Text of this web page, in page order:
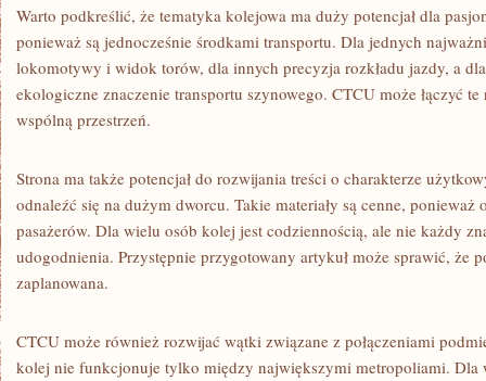
Warto podkreślić, że tematyka kolejowa ma duży potencjał dla
ponieważ są jednocześnie środkami transportu. Dla jednych
lokomotywy i widok torów, dla innych precyzja rozkładu jazdy, a
ekologiczne znaczenie transportu szynowego. CTCU może łączyć
wspólną przestrzeń.
Strona ma także potencjał do rozwijania treści o charakterze
odnaleźć się na dużym dworcu. Takie materiały są cenne, ponieważ
pasażerów. Dla wielu osób kolej jest codziennością, ale nie każdy
udogodnienia. Przystępnie przygotowany artykuł może sprawić, że
zaplanowana.
CTCU może również rozwijać wątki związane z połączeniami
kolej nie funkcjonuje tylko między największymi metropoliami. Dla